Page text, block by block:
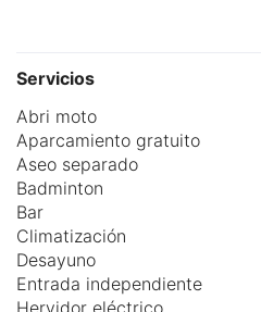
Servicios
Abri moto
Aparcamiento gratuito
Aseo separado
Badminton
Bar
Climatización
Desayuno
Entrada independiente